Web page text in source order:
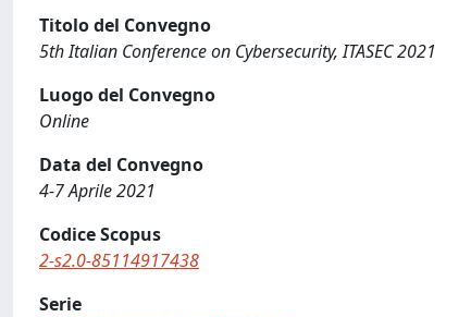
Titolo del Convegno
5th Italian Conference on Cybersecurity, ITASEC 2021
Luogo del Convegno
Online
Data del Convegno
4-7 Aprile 2021
Codice Scopus
2-s2.0-85114917438
Serie